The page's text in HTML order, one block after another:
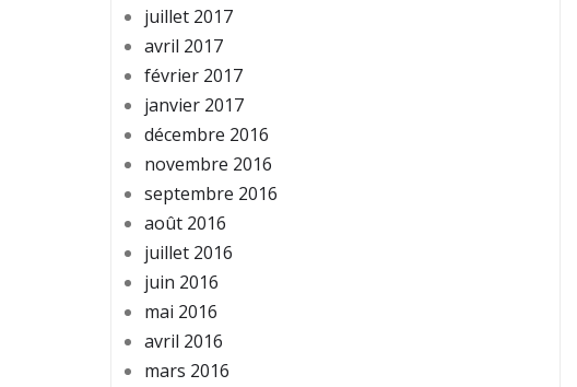
juillet 2017
avril 2017
février 2017
janvier 2017
décembre 2016
novembre 2016
septembre 2016
août 2016
juillet 2016
juin 2016
mai 2016
avril 2016
mars 2016